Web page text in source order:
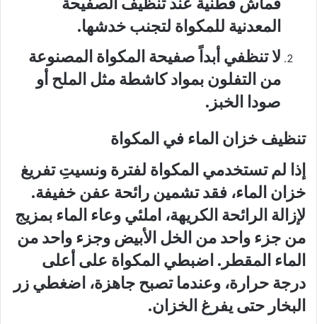
المعدنية للمكواة لتجنب خدشها.
لا تنظفي أبداً صفيحة المكواة المصنوعة
من التفلون بمواد كاشطة مثل الملح أو
صودا الخبز.
تنظيف خزان الماء في المكواة
إذا لم تستخدمي المكواة لفترة ونسيتِ تفريغ
خزان الماء، فقد تشمين رائحة عفن خفيفة.
لإزالة الرائحة الكريهة، املئي وعاء الماء بمزيج
من جزء واحد من الخل الأبيض وجزء واحد من
الماء المقطر. اضبطي المكواة على أعلى
درجة حرارة، وعندما تصبح جاهزة، اضغطي زر
البخار حتى يفرغ الخزان.